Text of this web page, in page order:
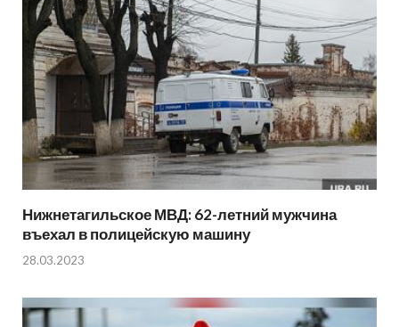
Нижнетагильское МВД: 62-летний мужчина
въехал в полицейскую машину
28.03.2023